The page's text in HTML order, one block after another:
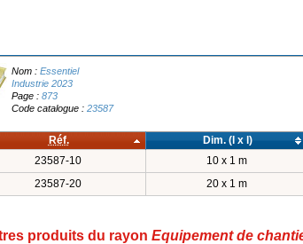
Nom :Essentiel
Industrie 2023
Page :873
Code catalogue :23587
Réf. Dim. (l x l)
23587-10
10 x 1 m
23587-20
20 x 1 m
produits du rayon Equipement de